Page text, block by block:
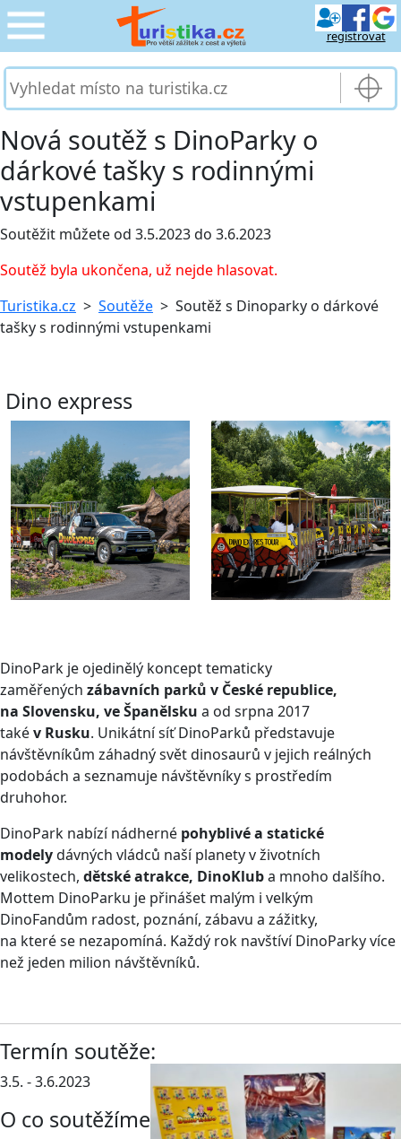
registrovat
CESTOVÁNÍ
SLUŽBY & DOPRAVA
PRO TURISTY ›
MOJE TURISTIKA
Nová soutěž s DinoParky o
dárkové tašky s rodinnými
vstupenkami
Soutěžit můžete od 3.5.2023 do 3.6.2023
Soutěž byla ukončena, už nejde hlasovat.
Turistika.cz > Soutěže > Soutěž s Dinoparky o dárkové
tašky s rodinnými vstupenkami
Dino express
DinoPark je ojedinělý koncept tematicky
zaměřených zábavních parků v České republice,
na Slovensku, ve Španělsku a od srpna 2017
takév Rusku. Unikátní síť DinoParků představuje
návštěvníkům záhadný svět dinosaurů v jejich reálných
podobách a seznamuje návštěvníky s prostředím
druhohor.
DinoPark nabízí nádherné pohyblivé a statické
modelydávných vládců naší planety v životních
velikostech, dětské atrakce, DinoKluba mnoho dalšího.
Mottem DinoParku je přinášet malým i velkým
DinoFandům radost, poznání, zábavu a zážitky,
na které se nezapomíná. Každý rok navštíví DinoParky více
než jeden milion návštěvníků.
Termín soutěže:
3.5. - 3.6.2023
O co soutěžíme